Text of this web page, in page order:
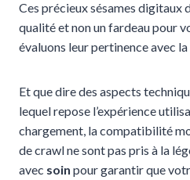
Ces précieux sésames digitaux
qualité et non un fardeau pour
évaluons leur pertinence avec la
Et que dire des aspects
lequel repose l’expérience
chargement, la compatibilité
de crawl ne sont pas pris à la
avec soin pour garantir que